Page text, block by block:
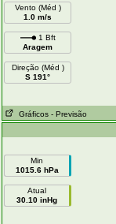
Vento (Méd )
1.0 m/s
1 Bft
Aragem
Direção (Méd )
S 191°
Gráficos - Previsão
Min
1015.6 hPa
Atual
30.10 inHg